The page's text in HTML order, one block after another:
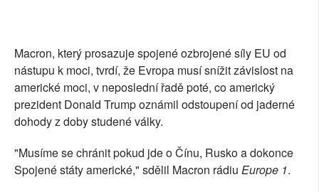
Macron, který prosazuje spojené ozbrojené síly EU od
nástupu k moci, tvrdí, že Evropa musí snížit závislost na
americké moci, v neposlední řadě poté, co americký
prezident Donald Trump oznámil odstoupení od jaderné
dohody z doby studené války.
"Musíme se chránit pokud jde o Čínu, Rusko a dokonce
Spojené státy americké," sdělil Macron rádiu Europe 1.